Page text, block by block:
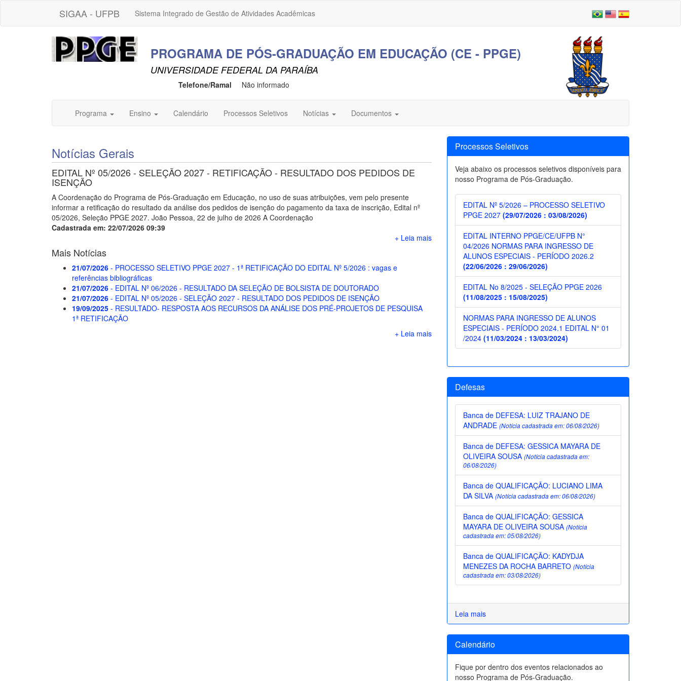
SIGAA - UFPB Sistema Integrado de Gestão de Atividades Acadêmicas
PROGRAMA DE PÓS-GRADUAÇÃO EM EDUCAÇÃO (CE - PPGE)
UNIVERSIDADE FEDERAL DA PARAÍBA
Telefone/Ramal Não informado
Programa Ensino Calendário Processos Seletivos Notícias Documentos
Notícias Gerais
EDITAL Nº 05/2026 - SELEÇÃO 2027 - RETIFICAÇÃO - RESULTADO DOS PEDIDOS DE
ISENÇÃO
A Coordenação do Programa de Pós-Graduação em Educação, no uso de suas atribuições, vem pelo presente
informar a retificação do resultado da análise dos pedidos de isenção do pagamento da taxa de inscrição, Edital nº
05/2026, Seleção PPGE 2027. João Pessoa, 22 de julho de 2026 A Coordenação
Cadastrada em: 22/07/2026 09:39
+ Leia mais
Mais Notícias
21/07/2026 - PROCESSO SELETIVO PPGE 2027 - 1ª RETIFICAÇÃO DO EDITAL Nº 5/2026 : vagas e
referências bibliográficas
21/07/2026 - EDITAL Nº 06/2026 - RESULTADO DA SELEÇÃO DE BOLSISTA DE DOUTORADO
21/07/2026 - EDITAL Nº 05/2026 - SELEÇÃO 2027 - RESULTADO DOS PEDIDOS DE ISENÇÃO
19/09/2025 - RESULTADO- RESPOSTA AOS RECURSOS DA ANÁLISE DOS PRÉ-PROJETOS DE PESQUISA 
1ª RETIFICAÇÃO
+ Leia mais
Processos Seletivos
Veja abaixo os processos seletivos disponíveis para
nosso Programa de Pós-Graduação.
EDITAL Nº 5/2026 – PROCESSO SELETIVO
PPGE 2027 (29/07/2026 : 03/08/2026)
EDITAL INTERNO PPGE/CE/UFPB N°
04/2026 NORMAS PARA INGRESSO DE
ALUNOS ESPECIAIS - PERÍODO 2026.2
(22/06/2026 : 29/06/2026)
EDITAL No 8/2025 - SELEÇÃO PPGE 2026
(11/08/2025 : 15/08/2025)
NORMAS PARA INGRESSO DE ALUNOS
ESPECIAIS - PERÍODO 2024.1 EDITAL N° 01
/2024 (11/03/2024 : 13/03/2024)
Defesas
Banca de DEFESA: LUIZ TRAJANO DE
ANDRADE (Notícia cadastrada em: 06/08/2026)
Banca de DEFESA: GESSICA MAYARA DE
OLIVEIRA SOUSA (Notícia cadastrada em:
06/08/2026)
Banca de QUALIFICAÇÃO: LUCIANO LIMA
DA SILVA (Notícia cadastrada em: 06/08/2026)
Banca de QUALIFICAÇÃO: GESSICA
MAYARA DE OLIVEIRA SOUSA (Notícia
cadastrada em: 05/08/2026)
Banca de QUALIFICAÇÃO: KADYDJA
MENEZES DA ROCHA BARRETO (Notícia
cadastrada em: 03/08/2026)
Leia mais
Calendário
Fique por dentro dos eventos relacionados ao
nosso Programa de Pós-Graduação.